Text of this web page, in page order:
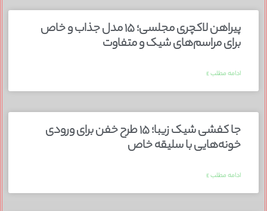
پیراهن لاکچری مجلسی؛ ۱۵ مدل جذاب و خاص
برای مراسم‌های شیک و متفاوت
ادامه مطلب »
جا کفشی شیک زیبا؛ ۱۵ طرح خفن برای ورودی
خونه‌هایی با سلیقه خاص
ادامه مطلب »